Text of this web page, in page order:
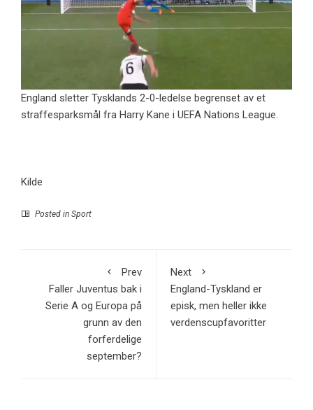
England sletter Tysklands 2-0-ledelse begrenset av et
straffesparksmål fra Harry Kane i UEFA Nations League.
Kilde
Posted in Sport
Prev
Faller Juventus bak i
Serie A og Europa på
grunn av den
forferdelige
september?
Next
England-Tyskland er
episk, men heller ikke
verdenscupfavoritter